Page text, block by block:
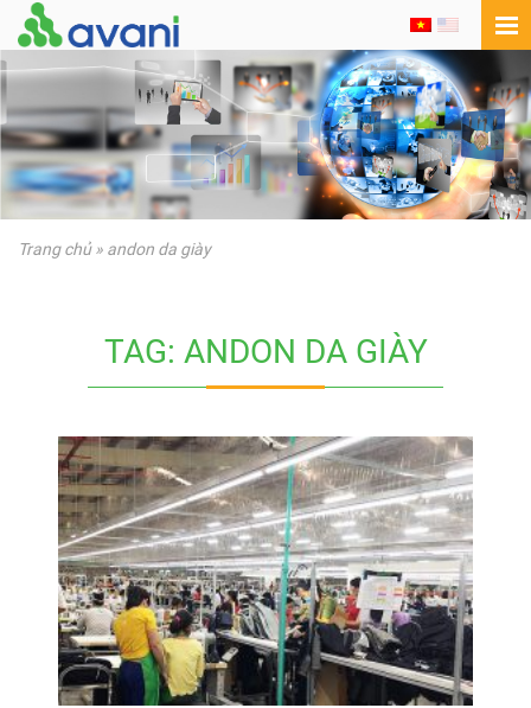
Trang chủ» andon da giày
TAG: ANDON DA GIÀY